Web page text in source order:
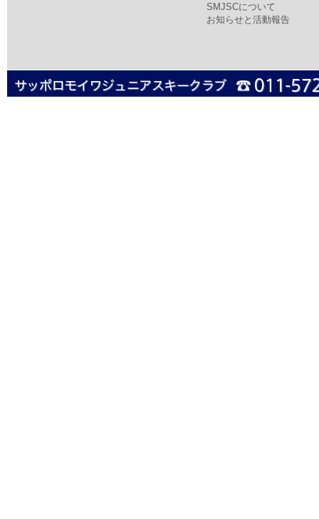
SMJSCについて
お知らせと活動報告